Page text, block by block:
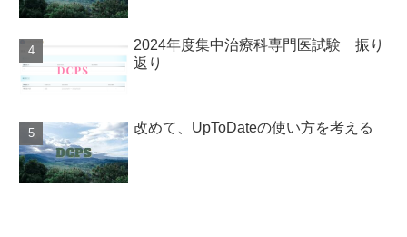
2024年度集中治療科専門医試験 振り
返り
改めて、UpToDateの使い方を考える